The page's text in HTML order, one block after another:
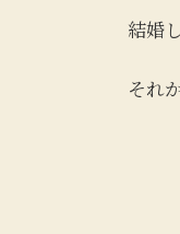
結婚
それ